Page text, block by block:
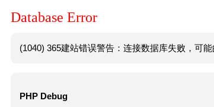
Database Error
(1040) 365建站错误警告：连接数据库失败，可
PHP Debug